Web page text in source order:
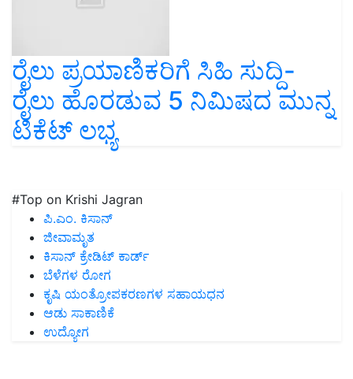
ರೈಲು ಪ್ರಯಾಣಿಕರಿಗೆ ಸಿಹಿ ಸುದ್ದಿ-
ರೈಲು ಹೊರಡುವ 5 ನಿಮಿಷದ ಮುನ್ನ
ಟಿಕೆಟ್ ಲಭ್ಯ
#Top on Krishi Jagran
ಪಿ.ಎಂ. ಕಿಸಾನ್
ಜೀವಾಮೃತ
ಕಿಸಾನ್ ಕ್ರೇಡಿಟ್ ಕಾರ್ಡ್
ಬೆಳೆಗಳ ರೋಗ
ಕೃಷಿ ಯಂತ್ರೋಪಕರಣಗಳ ಸಹಾಯಧನ
ಆಡು ಸಾಕಾಣಿಕೆ
ಉದ್ಯೋಗ